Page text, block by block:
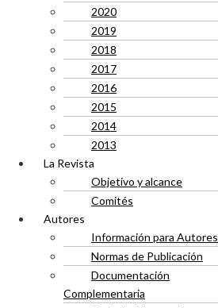
2020
2019
2018
2017
2016
2015
2014
2013
La Revista
Objetivo y alcance
Comités
Autores
Información para Autores
Normas de Publicación
Documentación
Complementaria